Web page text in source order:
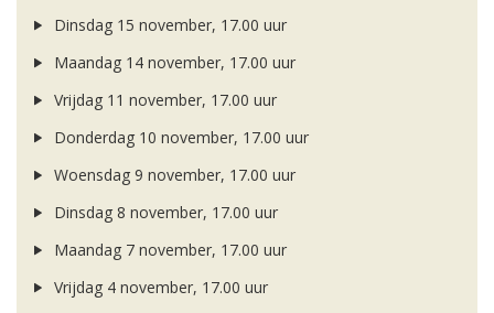
Dinsdag 15 november, 17.00 uur
Maandag 14 november, 17.00 uur
Vrijdag 11 november, 17.00 uur
Donderdag 10 november, 17.00 uur
Woensdag 9 november, 17.00 uur
Dinsdag 8 november, 17.00 uur
Maandag 7 november, 17.00 uur
Vrijdag 4 november, 17.00 uur